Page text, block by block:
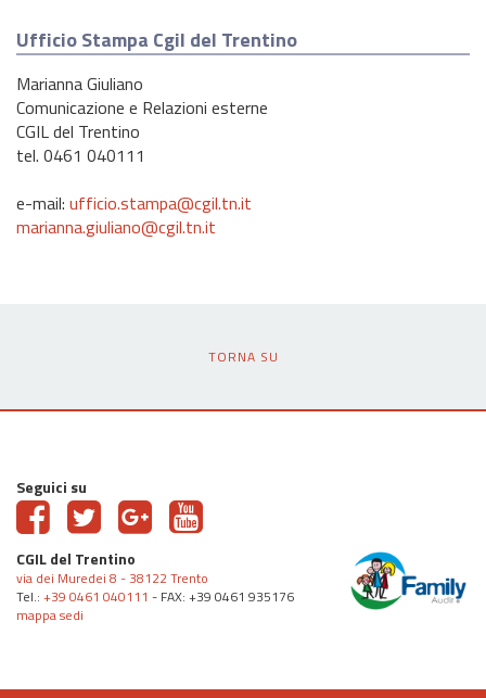
Ufficio Stampa Cgil del Trentino
Marianna Giuliano
Comunicazione e Relazioni esterne
CGIL del Trentino
tel. 0461 040111
e-mail: ufficio.stampa@cgil.tn.it
marianna.giuliano@cgil.tn.it
TORNA SU
Seguici su
CGIL del Trentino
via dei Muredei 8 - 38122 Trento
Tel.: +39 0461 040111 - FAX: +39 0461 935176
mappa sedi